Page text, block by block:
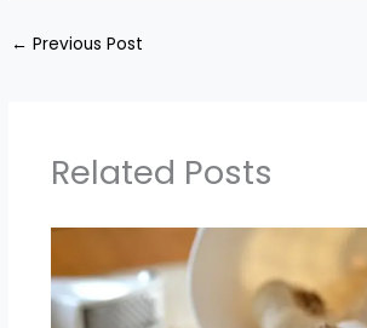
← Previous Post
Related Posts